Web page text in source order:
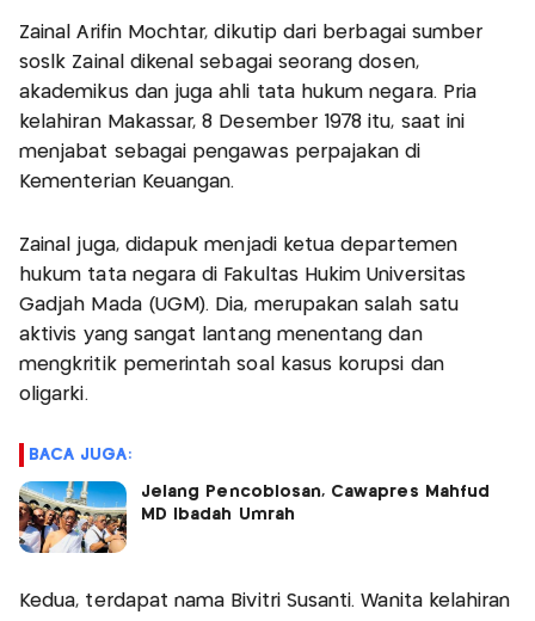
Zainal Arifin Mochtar, dikutip dari berbagai sumber
soslk Zainal dikenal sebagai seorang dosen,
akademikus dan juga ahli tata hukum negara. Pria
kelahiran Makassar, 8 Desember 1978 itu, saat ini
menjabat sebagai pengawas perpajakan di
Kementerian Keuangan.
Zainal juga, didapuk menjadi ketua departemen
hukum tata negara di Fakultas Hukim Universitas
Gadjah Mada (UGM). Dia, merupakan salah satu
aktivis yang sangat lantang menentang dan
mengkritik pemerintah soal kasus korupsi dan
oligarki.
BACA JUGA:
Jelang Pencoblosan, Cawapres Mahfud
MD Ibadah Umrah
Kedua, terdapat nama Bivitri Susanti. Wanita kelahiran